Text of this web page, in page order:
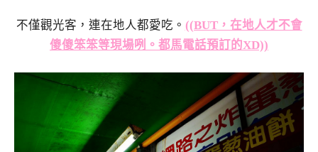
不僅觀光客，連在地人都愛吃。 ((BUT，在地人才不會
傻傻笨笨等現場咧。都馬電話預訂的XD))